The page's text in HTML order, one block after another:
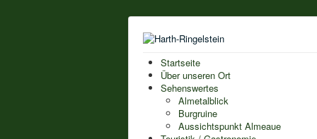
Startseite
Über unseren Ort
Sehenswertes
Almetalblick
Burgruine
Aussichtspunkt Almeaue